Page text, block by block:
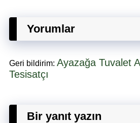
Yorumlar
Geri bildirim: Ayazağa Tuvalet
Tesisatçı
Bir yanıt yazın